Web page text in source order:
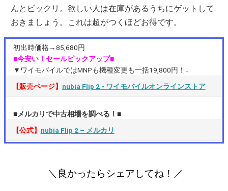
んとビックリ。欲しい人は在庫があるうちにゲットして
おきましょう。これは超がつくほどお得です。
初出時価格→85,680円
■今安い！セールピックアップ■
▼ワイモバイルではMNPも機種変更も一括19,800円！↓
【販売ページ】 nubia Flip 2 ‐ ワイモバイルオンラインストア
■メルカリで中古相場を調べる！■
【公式】 nubia Flip 2 – メルカリ
＼良かったらシェアしてね！／